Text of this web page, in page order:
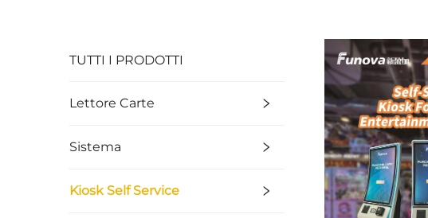
TUTTI I PRODOTTI
Lettore Carte
Sistema
Kiosk Self Service